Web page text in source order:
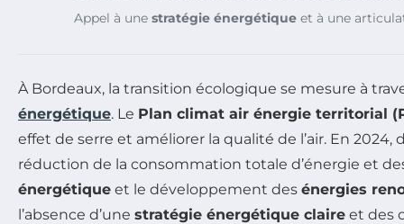
Appel à une stratégie énergétique et à une
À Bordeaux, la transition écologique se mesure à
énergétique. Le Plan climat air énergie territorial
effet de serre et améliorer la qualité de l’air. En
réduction de la consommation totale d’énergie et
énergétique et le développement des énergies
l’absence d’une stratégie énergétique claire et des